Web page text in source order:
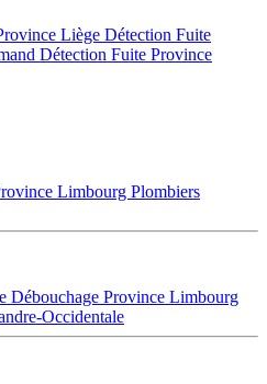
Liège Détection Fuite
Détection Fuite Province
Limbourg Plombiers
Débouchage Province Limbourg
Occidentale